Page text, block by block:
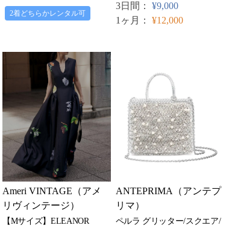
2着どちらかレンタル可
3日間： ¥9,000
1ヶ月： ¥12,000
Ameri VINTAGE（アメ
リヴィンテージ）
【Mサイズ】ELEANOR
ANTEPRIMA（アンテプ
リマ）
ペルラ グリッター/スクエア/